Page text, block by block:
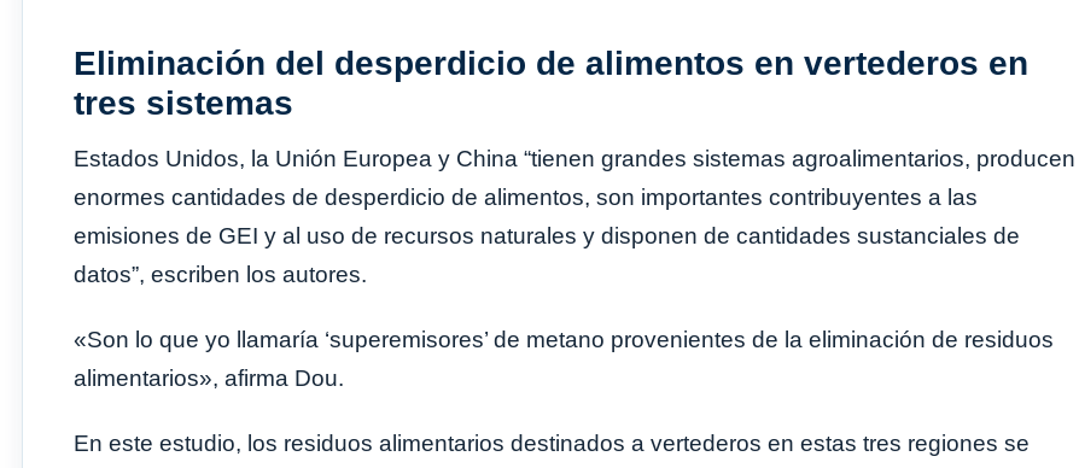
Eliminación del desperdicio de alimentos en vertederos en
tres sistemas
Estados Unidos, la Unión Europea y China “tienen grandes sistemas agroalimentarios, producen
enormes cantidades de desperdicio de alimentos, son importantes contribuyentes a las
emisiones de GEI y al uso de recursos naturales y disponen de cantidades sustanciales de
datos”, escriben los autores.
«Son lo que yo llamaría ‘superemisores’ de metano provenientes de la eliminación de residuos
alimentarios», afirma Dou.
En este estudio, los residuos alimentarios destinados a vertederos en estas tres regiones se